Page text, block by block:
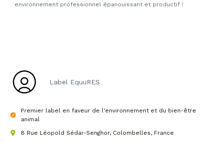
environnement professionnel épanouissant et productif !
Label EquuRES
Premier label en faveur de l'environnement et du bien-être
animal
8 Rue Léopold Sédar-Senghor, Colombelles, France